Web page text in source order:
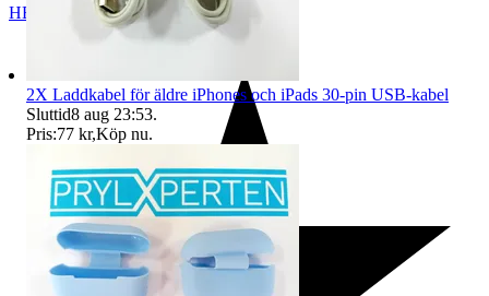
HELSINGBORG,Sverige
2X Laddkabel för äldre iPhones och iPads 30-pin USB-kabel
Sluttid8 aug 23:53.
Pris:77 kr,Köp nu.